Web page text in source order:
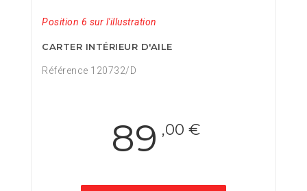
Position 6 sur l'illustration
CARTER INTÉRIEUR D'AILE
Référence 120732/D
89 ,00 €